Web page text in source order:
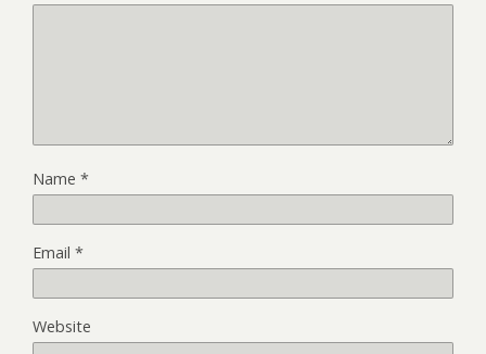
Name *
Email *
Website